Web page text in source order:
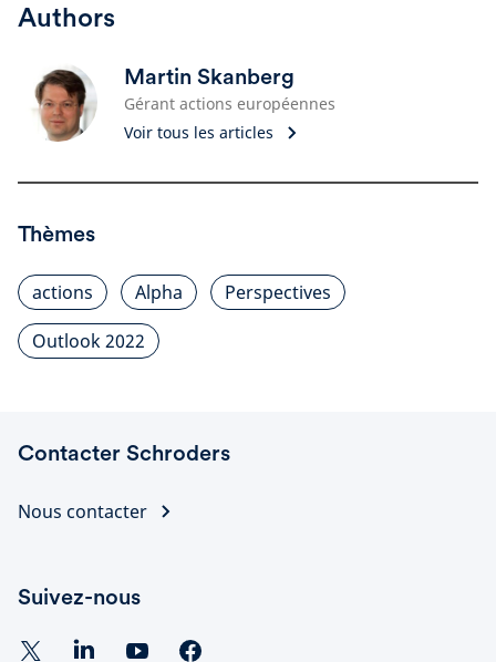
Authors
Martin Skanberg
Gérant actions européennes
Voir tous les articles
Thèmes
actions Alpha
Perspectives
Outlook 2022
Contacter Schroders
Nous contacter
Suivez-nous